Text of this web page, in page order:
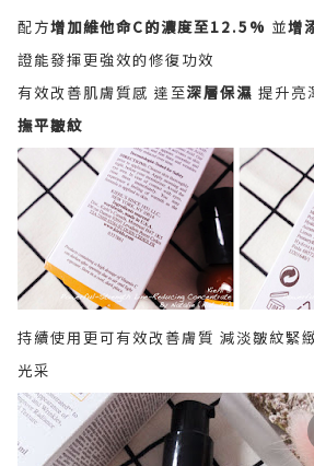
配方增加維他命C的濃度至12.5% 並增
證能發揮更強效的修復功效
有效改善肌膚質感 達至深層保濕 提升亮
撫平皺紋
持續使用更可有效改善膚質 減淡皺紋緊
光采